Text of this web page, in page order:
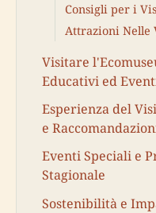
Consigli per i
Attrazioni Nelle
Visitare
Educativi ed
Esperienza del
e
Eventi Speciali e
Stagionale
Sostenibilità e